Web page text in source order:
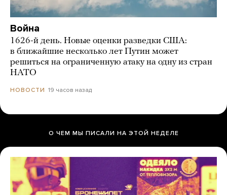
Война
1626-й день. Новые оценки разведки США:
в ближайшие несколько лет Путин может
решиться на ограниченную атаку на одну из стран
НАТО
НОВОСТИ 19 часов назад
О ЧЕМ МЫ ПИСАЛИ НА ЭТОЙ НЕДЕЛЕ